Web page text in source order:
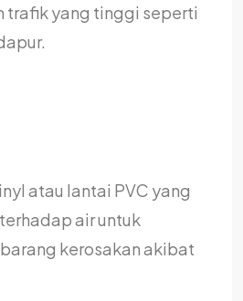
trafik yang tinggi seperti
atau lantai PVC yang
air untuk
kerosakan akibat